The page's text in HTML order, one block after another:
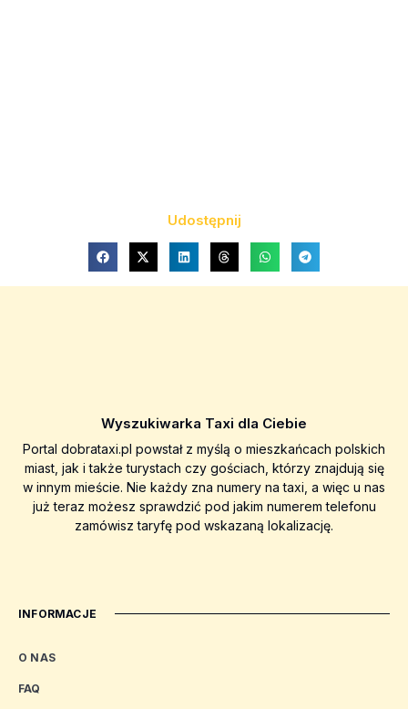
Udostępnij
Wyszukiwarka Taxi dla Ciebie
Portal dobrataxi.pl powstał z myślą o mieszkańcach polskich
miast, jak i także turystach czy gościach, którzy znajdują się
w innym mieście. Nie każdy zna numery na taxi, a więc u nas
już teraz możesz sprawdzić pod jakim numerem telefonu
zamówisz taryfę pod wskazaną lokalizację.
INFORMACJE
O NAS
FAQ